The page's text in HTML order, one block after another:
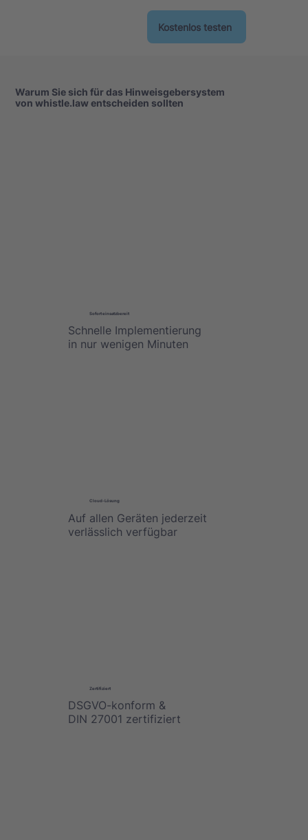
Kostenlos testen
Warum Sie sich für das Hinweisgebersystem
von whistle.law entscheiden sollten
Schnelle Implementierung
in nur wenigen Minuten
Sofort einsatzbereit
Auf allen Geräten jederzeit
verlässlich verfügbar
Cloud-Lösung
DSGVO-konform &
DIN 27001 zertifiziert
Zertifiziert